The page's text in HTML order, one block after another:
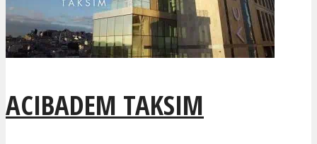
ACIBADEM TAKSIM